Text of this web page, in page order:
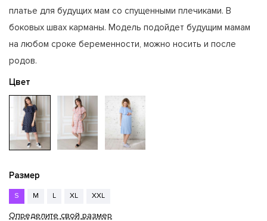
платье для будущих мам со спущенными плечиками. В
боковых швах карманы. Модель подойдет будущим мамам
на любом сроке беременности, можно носить и после
родов.
Цвет
Размер
S M L XL XXL
Определите свой размер